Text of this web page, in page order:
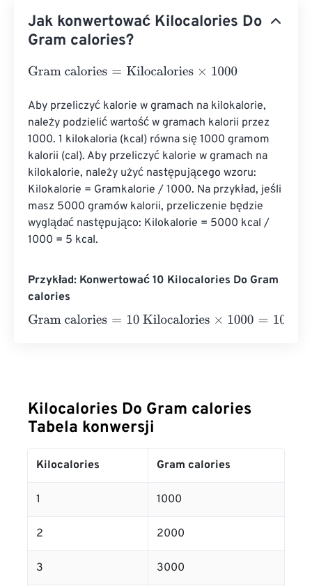
Jak konwertować Kilocalories Do
Gram calories?
Gram calories=Kilocalories×1000
Aby przeliczyć kalorie w gramach na kilokalorie,
należy podzielić wartość w gramach kalorii przez
1000. 1 kilokaloria (kcal) równa się 1000 gramom
kalorii (cal). Aby przeliczyć kalorie w gramach na
kilokalorie, należy użyć następującego wzoru:
Kilokalorie = Gramkalorie / 1000. Na przykład, jeśli
masz 5000 gramów kalorii, przeliczenie będzie
wyglądać następująco: Kilokalorie = 5000 kcal /
1000 = 5 kcal.
Przykład: Konwertować 10 Kilocalories Do Gram
calories
Gram calories=10 Kilocalories×1000= 10000 Gram
Kilocalories Do Gram calories
Tabela konwersji
Kilocalories Gram calories
1 1000
2 2000
3 3000